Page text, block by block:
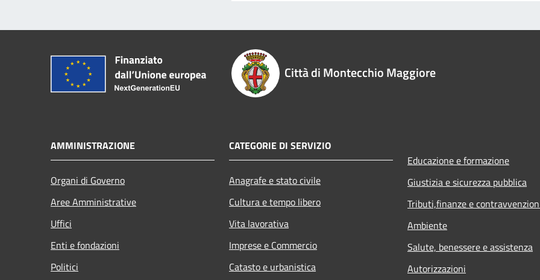
Città di Montecchio Maggiore
AMMINISTRAZIONE
Organi di Governo
Aree Amministrative
Uffici
Enti e fondazioni
Politici
CATEGORIE DI SERVIZIO
Anagrafe e stato civile
Cultura e tempo libero
Vita lavorativa
Imprese e Commercio
Catasto e urbanistica
Educazione e formazione
Giustizia e sicurezza pubblica
Tributi,finanze e
Ambiente
Salute, benessere e assistenza
Autorizzazioni